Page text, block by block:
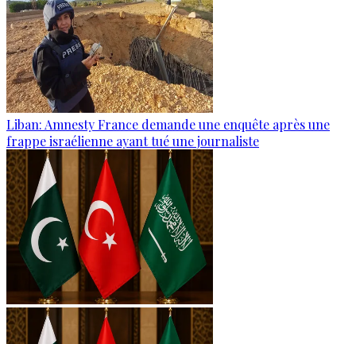
Liban: Amnesty France demande une enquête après une
frappe israélienne ayant tué une journaliste